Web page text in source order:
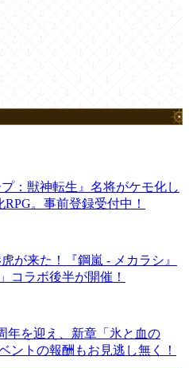
：獣神転生』名将がケモ化し
。事前登録受付中！
が来た！『鋼嵐 - メカラシ』
コラボ後半が開催！
年を迎え、新章「氷と血の
ントの報酬もお見逃し無く！